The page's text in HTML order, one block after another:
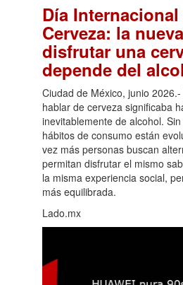
Día
Cerveza: la
disfrutar una
depende del
Ciudad de México, junio
hablar de cerveza significaba
inevitablemente de alcohol.
hábitos de consumo están
vez más personas buscan
permitan disfrutar el mismo
la misma experiencia social,
más equilibrada.
Lado.mx